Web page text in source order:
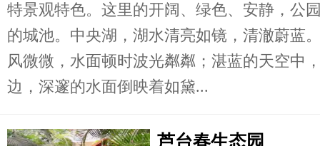
特景观特色。这里的开阔、绿色、安静，公
的城池。中央湖，湖水清亮如镜，清澈蔚蓝
风微微，水面顿时波光粼粼；湛蓝的天空中
边，深邃的水面倒映着如黛...
芦台春生态园